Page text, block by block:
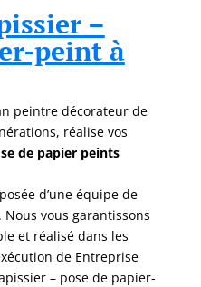
–
peint à
peintre décorateur de
réalise vos
de papier peints
d’une équipe de
vous garantissons
et réalisé dans les
de Entreprise
– pose de papier-